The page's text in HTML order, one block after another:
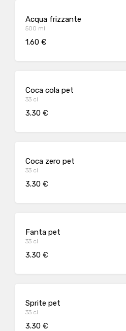
Acqua frizzante
500 ml
1.60 €
Coca cola pet
33 cl
3.30 €
Coca zero pet
33 cl
3.30 €
Fanta pet
33 cl
3.30 €
Sprite pet
33 cl
3.30 €